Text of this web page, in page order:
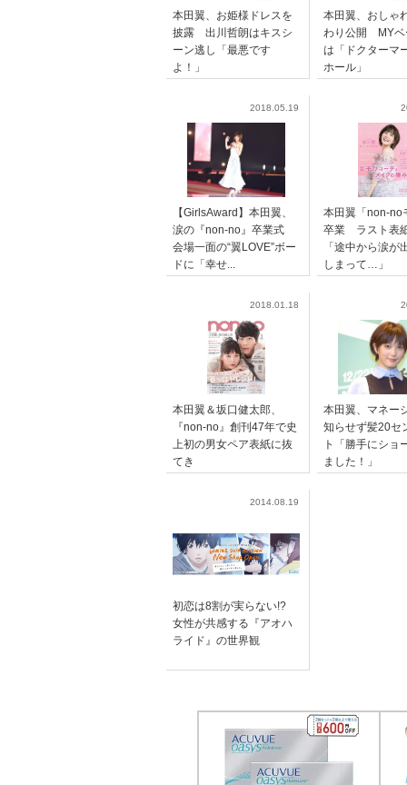
本田翼、お姫様ドレスを
披露 出川哲朗はキスシ
ーン逃し「最悪です
よ！」
本田翼、おしゃ
わり公開 MYベ
は「ドクターマ
ホール」
2018.05.19
【GirlsAward】本田翼、
涙の『non-no』卒業式
会場一面の“翼LOVE”ボー
ドに「幸せ...
本田翼「non-no
卒業 ラスト表
「途中から涙が
しまって…」
2018.01.18
本田翼＆坂口健太郎、
『non-no』創刊47年で史
上初の男女ペア表紙に抜
てき
本田翼、マネー
知らせず髪20セ
ト「勝手にショ
ました！」
2014.08.19
初恋は8割が実らない!?
女性が共感する『アオハ
ライド』の世界観